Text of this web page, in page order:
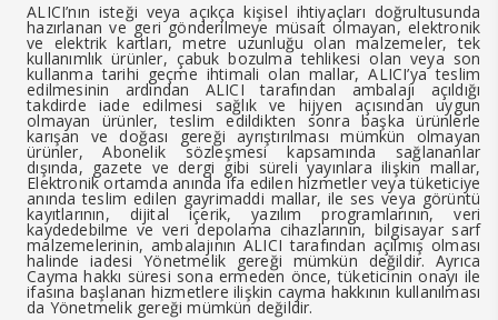
ALICI’nın isteği veya açıkça kişisel ihtiyaçları doğrultusunda
hazırlanan ve geri gönderilmeye müsait olmayan, elektronik
ve elektrik kartları, metre uzunluğu olan malzemeler, tek
kullanımlık ürünler, çabuk bozulma tehlikesi olan veya son
kullanma tarihi geçme ihtimali olan mallar, ALICI’ya teslim
edilmesinin ardından ALICI tarafından ambalajı açıldığı
takdirde iade edilmesi sağlık ve hijyen açısından uygun
olmayan ürünler, teslim edildikten sonra başka ürünlerle
karışan ve doğası gereği ayrıştırılması mümkün olmayan
ürünler, Abonelik sözleşmesi kapsamında sağlananlar
dışında, gazete ve dergi gibi süreli yayınlara ilişkin mallar,
Elektronik ortamda anında ifa edilen hizmetler veya tüketiciye
anında teslim edilen gayrimaddi mallar, ile ses veya görüntü
kayıtlarının, dijital içerik, yazılım programlarının, veri
kaydedebilme ve veri depolama cihazlarının, bilgisayar sarf
malzemelerinin, ambalajının ALICI tarafından açılmış olması
halinde iadesi Yönetmelik gereği mümkün değildir. Ayrıca
Cayma hakkı süresi sona ermeden önce, tüketicinin onayı ile
ifasına başlanan hizmetlere ilişkin cayma hakkının kullanılması
da Yönetmelik gereği mümkün değildir.